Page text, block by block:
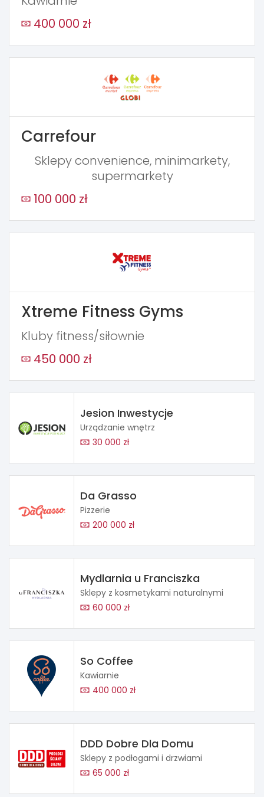
400 000 zł
Carrefour
Sklepy convenience, minimarkety,
supermarkety
100 000 zł
Xtreme Fitness Gyms
Kluby fitness/siłownie
450 000 zł
Jesion Inwestycje
Urządzanie wnętrz
30 000 zł
Da Grasso
Pizzerie
200 000 zł
Mydlarnia u Franciszka
Sklepy z kosmetykami naturalnymi
60 000 zł
So Coffee
Kawiarnie
400 000 zł
DDD Dobre Dla Domu
Sklepy z podłogami i drzwiami
65 000 zł